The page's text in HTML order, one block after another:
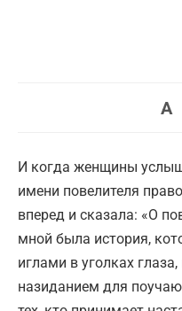
A
И когда женщины
имени повелителя
вперед и сказала: «О
мной была история,
иглами в уголках
назиданием для